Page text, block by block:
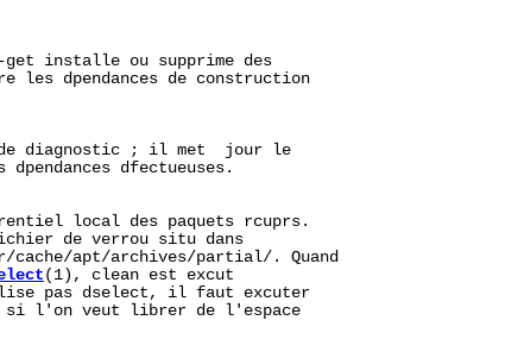
installe ou supprime des
les dpendances de construction
diagnostic ; il met  jour le
dpendances dfectueuses.
local des paquets rcuprs.
de verrou situ dans
cache/apt/archives/partial/.
Quand
(1), clean est excut
pas dselect, il faut excuter
l'on veut librer de l'espace